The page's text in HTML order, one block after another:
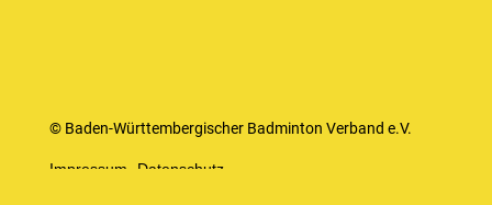
© Baden-Württembergischer Badminton Verband e.V.
Impressum Datenschutz